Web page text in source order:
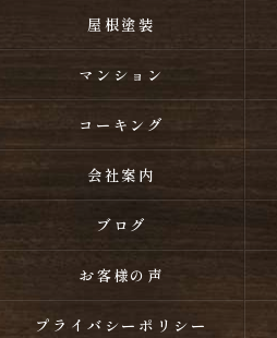
屋根塗装
マンション
コーキング
会社案内
ブログ
お客様の声
プライバシーポリシー